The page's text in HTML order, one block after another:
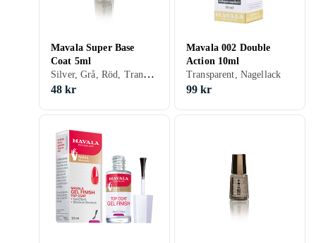
Mavala Super Base
Coat 5ml
Silver, Grå, Röd, Transparent, Nagellack
48 kr
Mavala 002 Double
Action 10ml
Transparent, Nagellack
99 kr